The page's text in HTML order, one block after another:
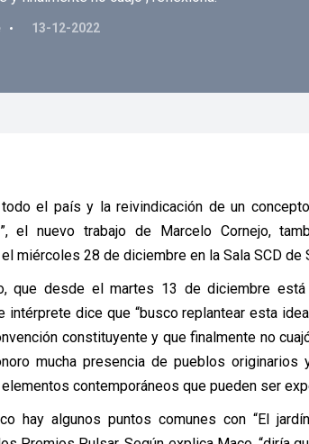
13-12-2022
el país y la reivindicación de un
el nuevo trabajo de Marcelo Cornejo,
miércoles 28 de diciembre en la Sala SCD de
que desde el martes 13 de diciembre
intérprete dice que “busco replantear esta
constituyente y que finalmente no
mucha presencia de pueblos
contemporáneos que pueden ser
hay algunos puntos comunes con “El